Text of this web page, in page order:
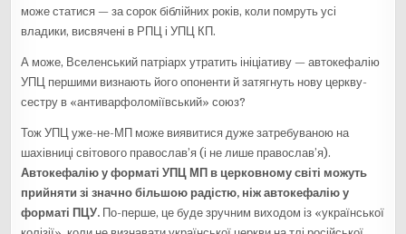
може статися — за сорок біблійних років, коли помруть усі
владики, висвячені в РПЦ і УПЦ КП.
А може, Вселенський патріарх утратить ініціативу — автокефалію
УПЦ першими визнають його опоненти й затягнуть нову церкву-
сестру в «антиварфоломіївський» союз?
Тож УПЦ уже-не-МП може виявитися дуже затребуваною на
шахівниці світового православ’я (і не лише православ’я).
Автокефалію у форматі УПЦ МП в церковному світі можуть
прийняти зі значно більшою радістю, ніж автокефалію у
форматі ПЦУ. По-перше, це буде зручним виходом із «української